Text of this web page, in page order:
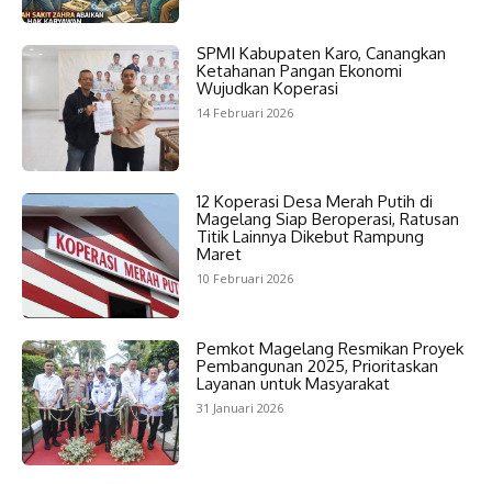
SPMI Kabupaten Karo, Canangkan
Ketahanan Pangan Ekonomi
Wujudkan Koperasi
14 Februari 2026
12 Koperasi Desa Merah Putih di
Magelang Siap Beroperasi, Ratusan
Titik Lainnya Dikebut Rampung
Maret
10 Februari 2026
Pemkot Magelang Resmikan Proyek
Pembangunan 2025, Prioritaskan
Layanan untuk Masyarakat
31 Januari 2026